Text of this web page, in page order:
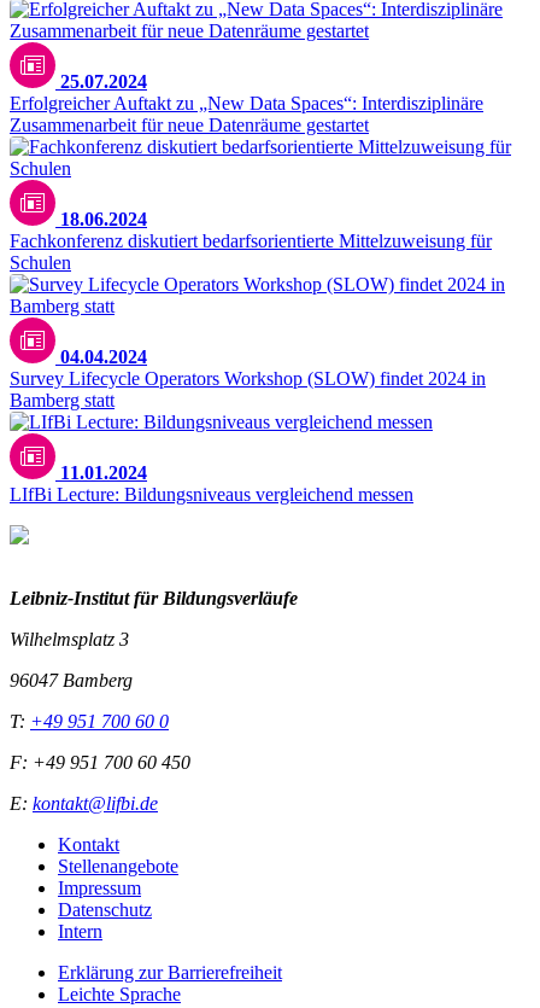
25.07.2024
Erfolgreicher Auftakt zu „New Data Spaces“: Interdisziplinäre
Zusammenarbeit für neue Datenräume gestartet
18.06.2024
Fachkonferenz diskutiert bedarfsorientierte Mittelzuweisung für
Schulen
04.04.2024
Survey Lifecycle Operators Workshop (SLOW) findet 2024 in
Bamberg statt
11.01.2024
LIfBi Lecture: Bildungsniveaus vergleichend messen
Leibniz-Institut für Bildungsverläufe
Wilhelmsplatz 3
96047 Bamberg
T: +49 951 700 60 0
F: +49 951 700 60 450
E: kontakt@lifbi.de
Kontakt
Stellenangebote
Impressum
Datenschutz
Intern
Erklärung zur Barrierefreiheit
Leichte Sprache